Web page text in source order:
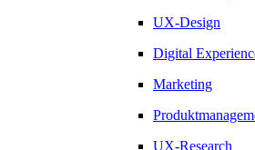
UX-Design
Digital
Marketing
UX-Research